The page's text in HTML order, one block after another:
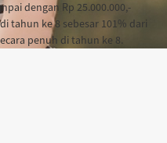
dengan Rp 25.000.000,-
tahun ke 8 sebesar 101% dari
penuh di tahun ke 8.